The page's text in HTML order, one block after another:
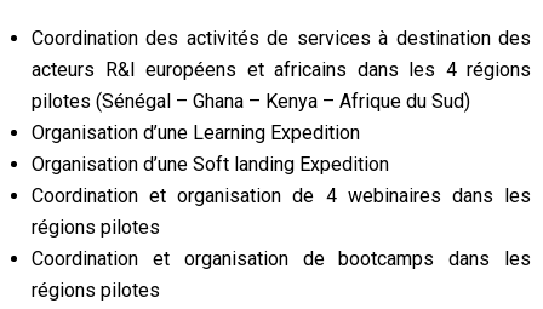
Coordination des activités de services à destination des
acteurs R&I européens et africains dans les 4 régions
pilotes (Sénégal – Ghana – Kenya – Afrique du Sud)
Organisation d’une Learning Expedition
Organisation d’une Soft landing Expedition
Coordination et organisation de 4 webinaires dans les
régions pilotes
Coordination et organisation de bootcamps dans les
régions pilotes